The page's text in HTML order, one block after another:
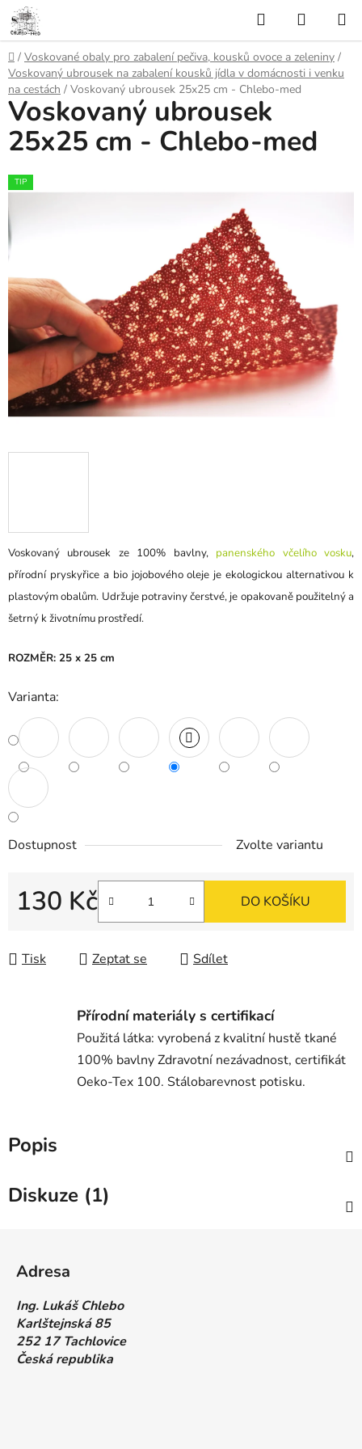
Přejít
na
obsah
Hledat
KOŠÍK
Domů
/ Voskované obaly pro zabalení pečiva, kousků ovoce a zeleniny /
Voskovaný ubrousek na zabalení kousků jídla v domácnosti i venku
na cestách / Voskovaný ubrousek 25x25 cm - Chlebo-med
Voskovaný ubrousek ze 100% bavlny, panenského včelího vosku,
přírodní pryskyřice a bio jojobového oleje je ekologickou alternativou k
plastovým obalům. Udržuje potraviny čerstvé, je opakovaně použitelný a
šetrný k životnímu prostředí.
ROZMĚR: 25 x 25 cm
Varianta:
Dostupnost Zvolte variantu
130 Kč DO KOŠÍKU
Tisk Zeptat se Sdílet
Voskovaný ubrousek
25x25 cm - Chlebo-med
TIP
Přírodní materiály s certifikací
Použitá látka: vyrobená z kvalitní hustě tkané
100% bavlny Zdravotní nezávadnost, certifikát
Oeko-Tex 100. Stálobarevnost potisku.
Popis
Diskuze (1)
Adresa
Ing. Lukáš Chlebo
Karlštejnská 85
252 17 Tachlovice
Česká republika